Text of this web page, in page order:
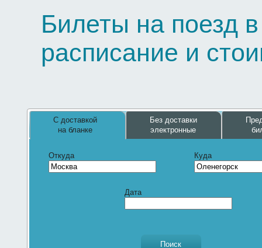
Билеты на поезд
расписание и
С доставкой
на бланке
Без доставки
электронные
Откуда Куда
Дата